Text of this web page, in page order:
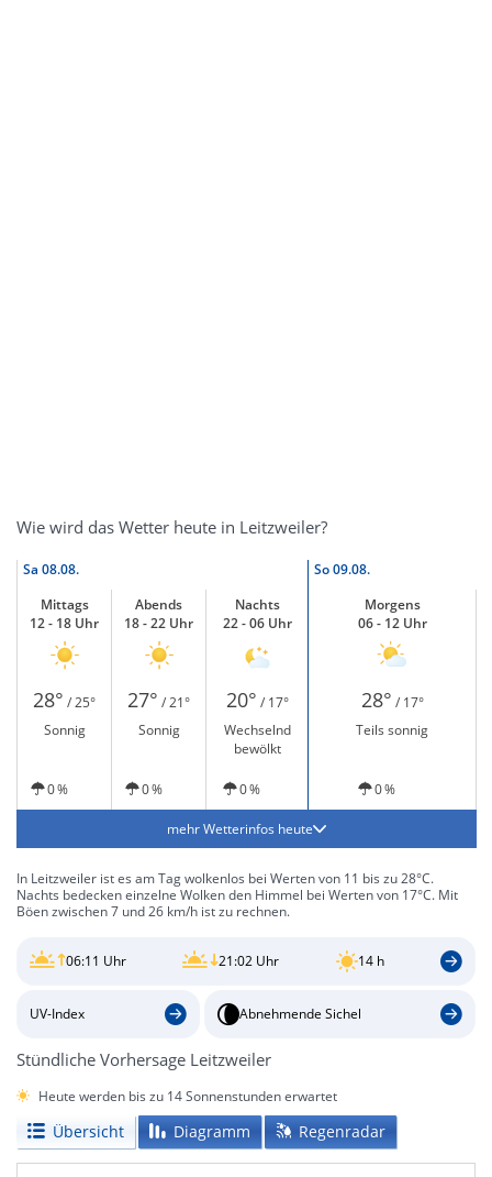
Wie wird das Wetter heute in Leitzweiler?
Sa 08.08. So09.08.
Mittags
12 - 18 Uhr
Abends
18 - 22 Uhr
Nachts
22 - 06 Uhr
Morgens
06 - 12 Uhr
28° / 25° 27° / 21° 20° / 17° 28° / 17°
Sonnig
Sonnig
Wechselnd
bewölkt
Teils sonnig
0 % 0 % 0 % 0 %
mehr Wetterinfos heute
In Leitzweiler ist es am Tag wolkenlos bei Werten von 11 bis zu 28°C.
Nachts bedecken einzelne Wolken den Himmel bei Werten von 17°C. Mit
Böen zwischen 7 und 26 km/h ist zu rechnen.
06:11 Uhr 21:02 Uhr 14 h
UV-Index Abnehmende Sichel
Stündliche Vorhersage Leitzweiler
Heute werden bis zu 14 Sonnenstunden erwartet
Übersicht Diagramm Regenradar